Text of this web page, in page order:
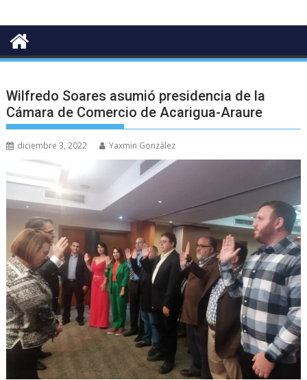
Wilfredo Soares asumió presidencia de la
Cámara de Comercio de Acarigua-Araure
diciembre 3, 2022 Yaxmin González